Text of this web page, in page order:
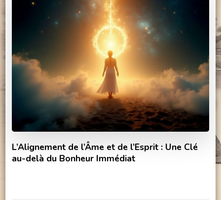
L’Alignement de l’Âme et de l’Esprit : Une Clé
au-delà du Bonheur Immédiat